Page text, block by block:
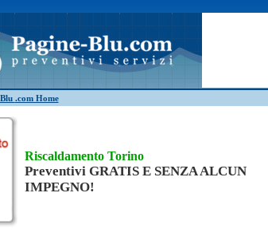
.com Home
Edilizia Giardinieri
Falegnami Idraulici
Parquet
Riscaldamento Torino
Preventivi GRATIS E SENZA ALCUN
IMPEGNO!